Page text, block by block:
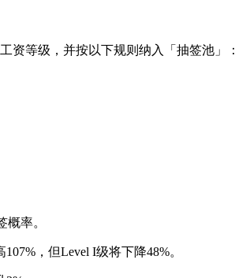
等级，并按以下规则纳入「抽签池」：
率。
，但Level I级将下降48%。